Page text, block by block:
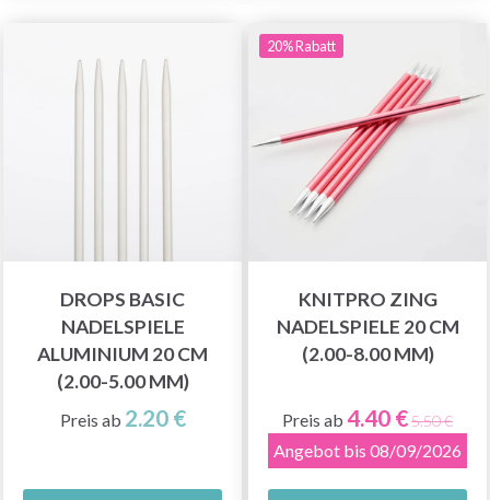
DROPS BASIC
NADELSPIELE
ALUMINIUM 20 CM
(2.00-5.00 MM)
Preis ab 2.20 €
20% Rabatt
KNITPRO ZING
NADELSPIELE 20 CM
(2.00-8.00 MM)
Preis ab 4.40 €5.50 €
Angebot bis 08/09/2026